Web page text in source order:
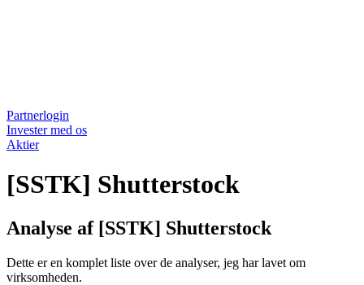
Partnerlogin
Invester med os
Aktier
[SSTK] Shutterstock
Analyse af [SSTK] Shutterstock
Dette er en komplet liste over de analyser, jeg har lavet om
virksomheden.